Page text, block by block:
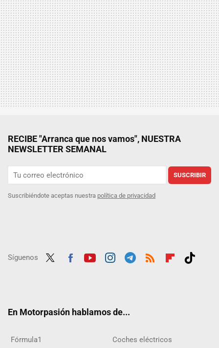
RECIBE "Arranca que nos vamos", NUESTRA
NEWSLETTER SEMANAL
SUSCRIBIR
Suscribiéndote aceptas nuestra política de privacidad
Síguenos
En Motorpasión hablamos de...
Fórmula1 Coches eléctricos